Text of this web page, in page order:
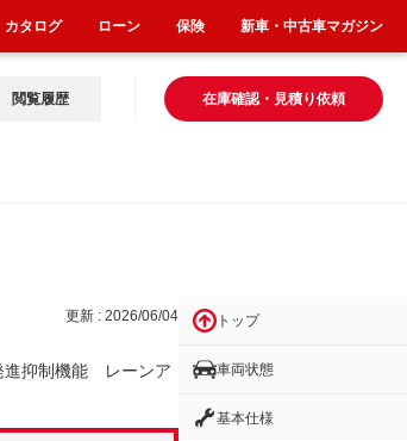
在庫確認・見積り依頼
閲覧履歴
更新 : 2026/06/04
抑制機能 レーンア
トップ
車両状態
基本仕様
カタログ ローン 保険 新車・中古車マガジン